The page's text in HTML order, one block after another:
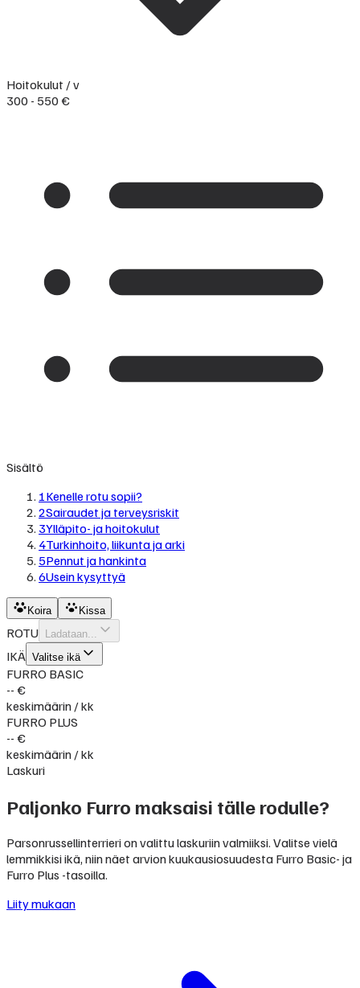
Hoitokulut / v
300 - 550 €
Sisältö
1Kenelle rotu sopii?
2Sairaudet ja terveysriskit
3Ylläpito- ja hoitokulut
4Turkinhoito, liikunta ja arki
5Pennut ja hankinta
6Usein kysyttyä
Koira Kissa
ROTU Ladataan...
IKÄ Valitse ikä
FURRO BASIC
-- €
keskimäärin / kk
FURRO PLUS
-- €
keskimäärin / kk
Laskuri
Paljonko Furro maksaisi tälle rodulle?
Parsonrussellinterrieri on valittu laskuriin valmiiksi. Valitse vielä
lemmikkisi ikä, niin näet arvion kuukausiosuudesta Furro Basic- ja
Furro Plus -tasoilla.
Liity mukaan